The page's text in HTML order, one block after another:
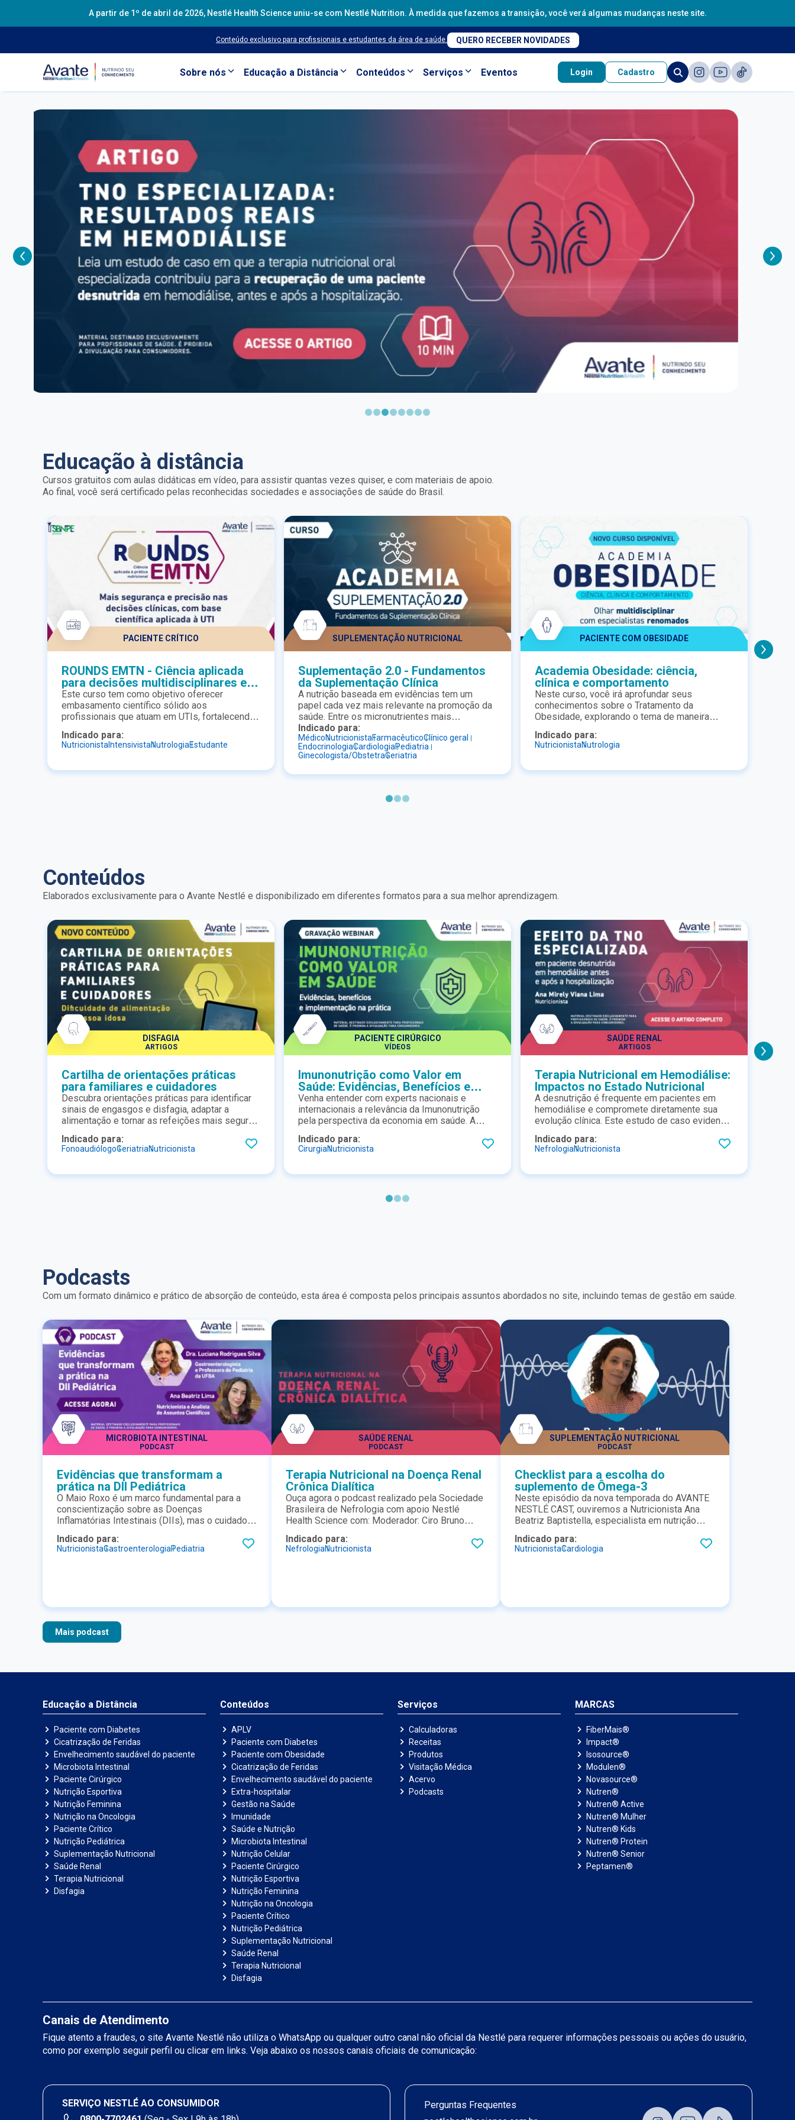
A partir de 1º de abril de 2026, Nestlé Health Science uniu-se com Nestlé Nutrition. À medida que fazemos a transição, você verá algumas mudanças neste site.
Conteúdo exclusivo para profissionais e estudantes da área de saúde. QUERO RECEBER NOVIDADES
Sobre nós Educação a Distância Conteúdos Serviços Eventos Login Cadastro
Educação à distância
Cursos gratuitos com aulas didáticas em vídeo, para assistir quantas vezes quiser, e com materiais de apoio.
Ao final, você será certificado pelas reconhecidas sociedades e associações de saúde do Brasil.
PACIENTE CRÍTICO
ROUNDS EMTN - Ciência aplicada
para decisões multidisciplinares em
terapia nutricional
Este curso tem como objetivo oferecer
embasamento científico sólido aos
profissionais que atuam em UTIs, fortalecendo
discussões multidisciplinares à beira-leito. A
proposta é qualificar a tomada de decisão
segurança nas condutas e aplicação prática das
Indicado para:
Nutricionista IntensivistaNutrologiaEstudante
SUPLEMENTAÇÃO NUTRICIONAL
Suplementação 2.0 - Fundamentos
da Suplementação Clínica
A nutrição baseada em evidências tem um
papel cada vez mais relevante na promoção da
saúde. Entre os micronutrientes mais
discutidos na prática clínica estão a vitamina D,
o ômega-3 e os multivitamínicos,
frequentemente associados a benefícios
importantes. O curso Nutrição Básica foi
desenvolvido para profissionais da saúde que
esses três pilares da suplementação
uso seguro e racional em diferentes contextos
baseada em evidências, o curso busca apoiar o
profissional na tomada de decisão clínica mais
segura e fundamentada, contribuindo para uma
prática mais assertiva no cuidado com a saúde
dos pacientes.
Indicado para:
MédicoNutricionistaFarmacêuticoClínico geral
EndocrinologiaCardiologiaPediatria
Ginecologista/ObstetraGeriatria
PACIENTE COM OBESIDADE
Academia Obesidade: ciência,
clínica e comportamento
Neste curso, você irá aprofundar seus
conhecimentos sobre o Tratamento da
Obesidade, explorando o tema de maneira
científicas. Estruturado em pocket aulas,
dinâmicas e objetivas, o curso é ideal para
que desejam compreender a obesidade para
passando por diagnóstico, tratamento
importância de suplementos nutricionais e
acompanhamento a longo prazo. Você
aprenderá como integrar saberes e atuar de
forma colaborativa no cuidado ao paciente com
obesidade, utilizando casos práticos para
aproximar o conteúdo da realidade assistencial.
Indicado para:
NutricionistaNutrologia
Conteúdos
Elaborados exclusivamente para o Avante Nestlé e disponibilizado em diferentes formatos para a sua melhor aprendizagem.
DISFAGIA
ARTIGOS
Cartilha de orientações práticas
para familiares e cuidadores
Descubra orientações práticas para identificar
sinais de engasgos e disfagia, adaptar a
alimentação e tornar as refeições mais seguras
completa e saiba como promover mais saúde,
autonomia e qualidade de vida no dia a dia
Indicado para:
FonoaudiólogoGeriatriaNutricionista
PACIENTE CIRÚRGICO
VÍDEOS
Imunonutrição como Valor em
Saúde: Evidências, Benefícios e
Implementação na Prática
Venha entender com experts nacionais e
internacionais a relevância da Imunonutrição
pela perspectiva da economia em saúde. A
implementação sob a prática clinica.
Indicado para:
CirurgiaNutricionista
SAÚDE RENAL
ARTIGOS
Terapia Nutricional em Hemodiálise:
Impactos no Estado Nutricional
A desnutrição é frequente em pacientes em
hemodiálise e compromete diretamente sua
evolução clínica. Este estudo de caso evidencia
pode melhorar a composição corporal, a
funcionalidade e a segurança metabólica,
contínuo do paciente renal
Indicado para:
NefrologiaNutricionista
Podcasts
Com um formato dinâmico e prático de absorção de conteúdo, esta área é composta pelos principais assuntos abordados no site, incluindo temas de gestão em saúde.
MICROBIOTA INTESTINAL
PODCAST
Evidências que transformam a
prática na DII Pediátrica
O Maio Roxo é um marco fundamental para a
conscientização sobre as Doenças
Inflamatórias Intestinais (DIIs), mas o cuidado
atualização que vai além das datas sazonais.
Neste novo episódio do nosso podcast,
gastroenterologia, a Dra. Luciana Rodrigues.
Ouça o episódio completo agora!
Indicado para:
NutricionistaGastroenterologiaPediatria
SAÚDE RENAL
PODCAST
Terapia Nutricional na Doença Renal
Crônica Dialítica
Ouça agora o podcast realizado pela Sociedade
Brasileira de Nefrologia com apoio Nestlé
Health Science com: Moderador: Ciro Bruno
Gusmão; Dr. José Neto; Dr. Flávio Barros e Dra.
Cristiane Moraes
Indicado para:
NefrologiaNutricionista
SUPLEMENTAÇÃO NUTRICIONAL
PODCAST
Checklist para a escolha do
suplemento de Ômega-3
Neste episódio da nova temporada do AVANTE
NESTLÉ CAST, ouviremos a Nutricionista Ana
Beatriz Baptistella, especialista em nutrição
que ainda gera muitas dúvidas: Como escolher
um bom suplemento de ômega 3 para o meu
intolerância ao sabor residual? Quais são as
Indicado para:
NutricionistaCardiologia
Mais podcast
Educação a Distância
Paciente com Diabetes
Cicatrização de Feridas
Envelhecimento saudável do paciente
Microbiota Intestinal
Paciente Cirúrgico
Nutrição Esportiva
Nutrição Feminina
Nutrição na Oncologia
Paciente Crítico
Nutrição Pediátrica
Suplementação Nutricional
Saúde Renal
Terapia Nutricional
Disfagia
Conteúdos
APLV
Paciente com Diabetes
Paciente com Obesidade
Cicatrização de Feridas
Envelhecimento saudável do paciente
Extra-hospitalar
Gestão na Saúde
Imunidade
Saúde e Nutrição
Microbiota Intestinal
Nutrição Celular
Paciente Cirúrgico
Nutrição Esportiva
Nutrição Feminina
Nutrição na Oncologia
Paciente Crítico
Nutrição Pediátrica
Suplementação Nutricional
Saúde Renal
Terapia Nutricional
Disfagia
Serviços
Calculadoras
Receitas
Produtos
Visitação Médica
Acervo
Podcasts
MARCAS
FiberMais®
Impact®
Isosource®
Modulen®
Novasource®
Nutren®
Nutren® Active
Nutren® Mulher
Nutren® Kids
Nutren® Protein
Nutren® Senior
Peptamen®
Canais de Atendimento
Fique atento a fraudes, o site Avante Nestlé não utiliza o WhatsApp ou qualquer outro canal não oficial da Nestlé para requerer informações pessoais ou ações do usuário,
como por exemplo seguir perfil ou clicar em links. Veja abaixo os nossos canais oficiais de comunicação:
SERVIÇO NESTLÉ AO CONSUMIDOR
Perguntas Frequentes